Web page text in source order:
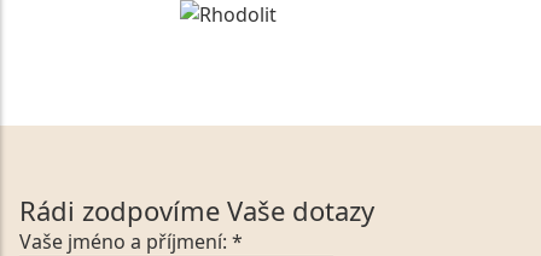
Rádi zodpovíme Vaše dotazy
Vaše jméno a příjmení: *